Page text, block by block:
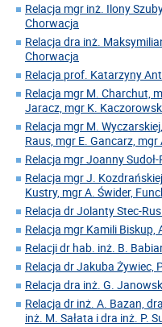
Relacja mgr inż. Ilony
Chorwacja
Relacja dra inż.
Chorwacja
Relacja prof. Katarzyny
Relacja mgr M. Charchut,
Jaracz, mgr K.
Relacja mgr M.
Raus, mgr E. Gancarz, mgr
Relacja mgr Joanny
Relacja mgr J.
Kustry, mgr A. Świder,
Relacja dr Jolanty Stec-
Relacja mgr Kamili Biskup,
Relacji dr hab. inż. B.
Relacja dr Jakuba Żywiec,
Relacja dra inż. G.
Relacja dr inż. A. Bazan,
inż. M. Sałata i dra inż. P.